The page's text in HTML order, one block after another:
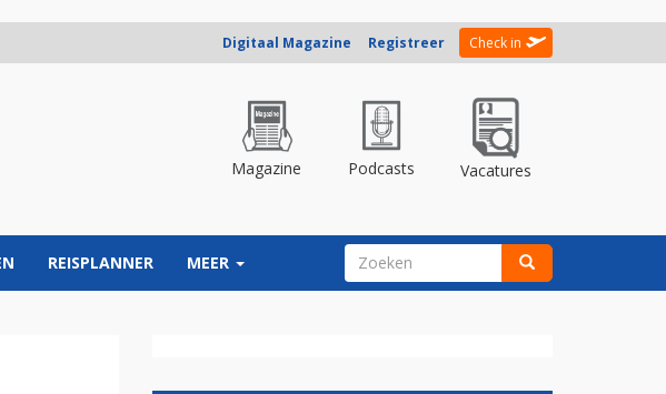
Digitaal Magazine Registreer Check in
Magazine Podcasts Vacatures
REISPLANNER MEER ZOEKVELD